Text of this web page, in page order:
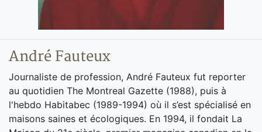
André Fauteux
Journaliste de profession, André Fauteux fut reporter
au quotidien The Montreal Gazette (1988), puis à
l'hebdo Habitabec (1989-1994) où il s’est spécialisé en
maisons saines et écologiques. En 1994, il fondait La